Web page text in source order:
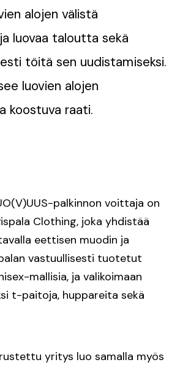
alojen välistä
luovaa taloutta sekä
töitä sen uudistamiseksi.
luovien alojen
koostuva raati.
palkinnon voittaja on
Clothing, joka yhdistää
eettisen muodin ja
vastuullisesti tuotetut
mallisia, ja valikoimaan
t-paitoja, huppareita sekä
yritys luo samalla myös